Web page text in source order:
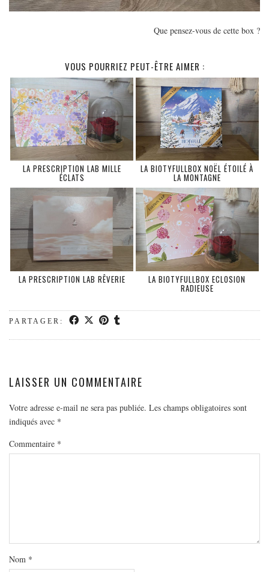
Que pensez-vous de cette box ?
VOUS POURRIEZ PEUT-ÊTRE AIMER :
LA PRESCRIPTION LAB MILLE
ÉCLATS
LA BIOTYFULLBOX NOËL ÉTOILÉ À
LA MONTAGNE
LA PRESCRIPTION LAB RÊVERIE LA BIOTYFULLBOX ECLOSION
RADIEUSE
PARTAGER:
LAISSER UN COMMENTAIRE
Votre adresse e-mail ne sera pas publiée. Les champs obligatoires sont
indiqués avec *
Commentaire *
Nom *